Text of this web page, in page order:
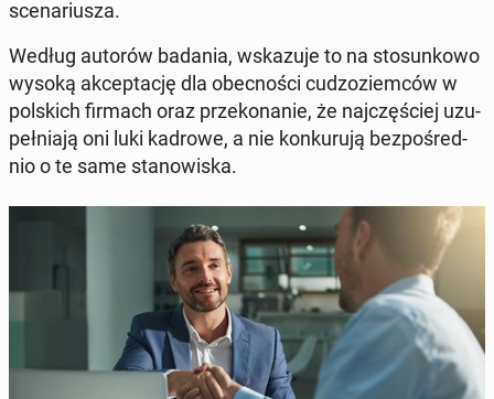
sce­na­riu­sza.
Według autorów badania, wska­zu­je to na sto­sun­ko­wo
wysoką ak­cep­ta­cję dla obec­no­ści cu­dzo­ziem­ców w
pol­skich firmach oraz prze­ko­na­nie, że naj­czę­ściej uzu­
peł­nia­ją oni luki kadrowe, a nie kon­ku­ru­ją bez­po­śred­
nio o te same sta­no­wi­ska.